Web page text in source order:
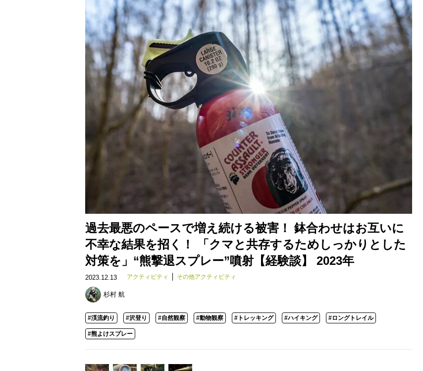
過去最悪のペースで増え続ける被害！ 鉢合わせはお互いに
不幸な結果を招く！ 「クマと共存するためしっかりとした
対策を」“熊撃退スプレー”噴射【経験談】 2023年
2023.12.13 アクティビティ その他アクティビティ
杉村 航
#渓流釣り #沢登り #自然観察 #動物観察 #トレッキング #ハイキング #ロングトレイル
#熊よけスプレー